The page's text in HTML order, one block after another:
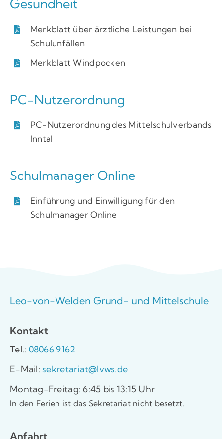
Gesundheit
Merkblatt über ärztliche Leistungen bei
Schulunfällen
Merkblatt Windpocken
PC-Nutzerordnung
PC-Nutzerordnung des Mittelschulverbands
Inntal
Schulmanager Online
Einführung und Einwilligung für den
Schulmanager Online
Leo-von-Welden Grund- und Mittelschule
Kontakt
Tel.: 08066 9162
E-Mail: sekretariat@lvws.de
Montag-Freitag: 6:45 bis 13:15 Uhr
In den Ferien ist das Sekretariat nicht besetzt.
Anfahrt